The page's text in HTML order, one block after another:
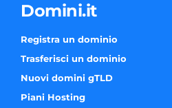
Domini.it
Registra un dominio
Trasferisci un dominio
Nuovi domini gTLD
Piani Hosting